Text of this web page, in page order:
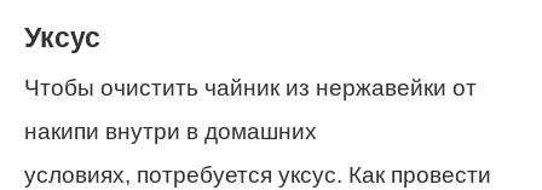
Уксус
Чтобы очистить чайник из нержавейки от
накипи внутри в домашних
условиях, потребуется уксус. Как провести